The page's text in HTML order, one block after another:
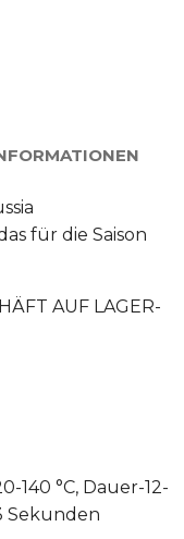
für die Saison
AUF LAGER-
140 °C, Dauer-12-
Sekunden